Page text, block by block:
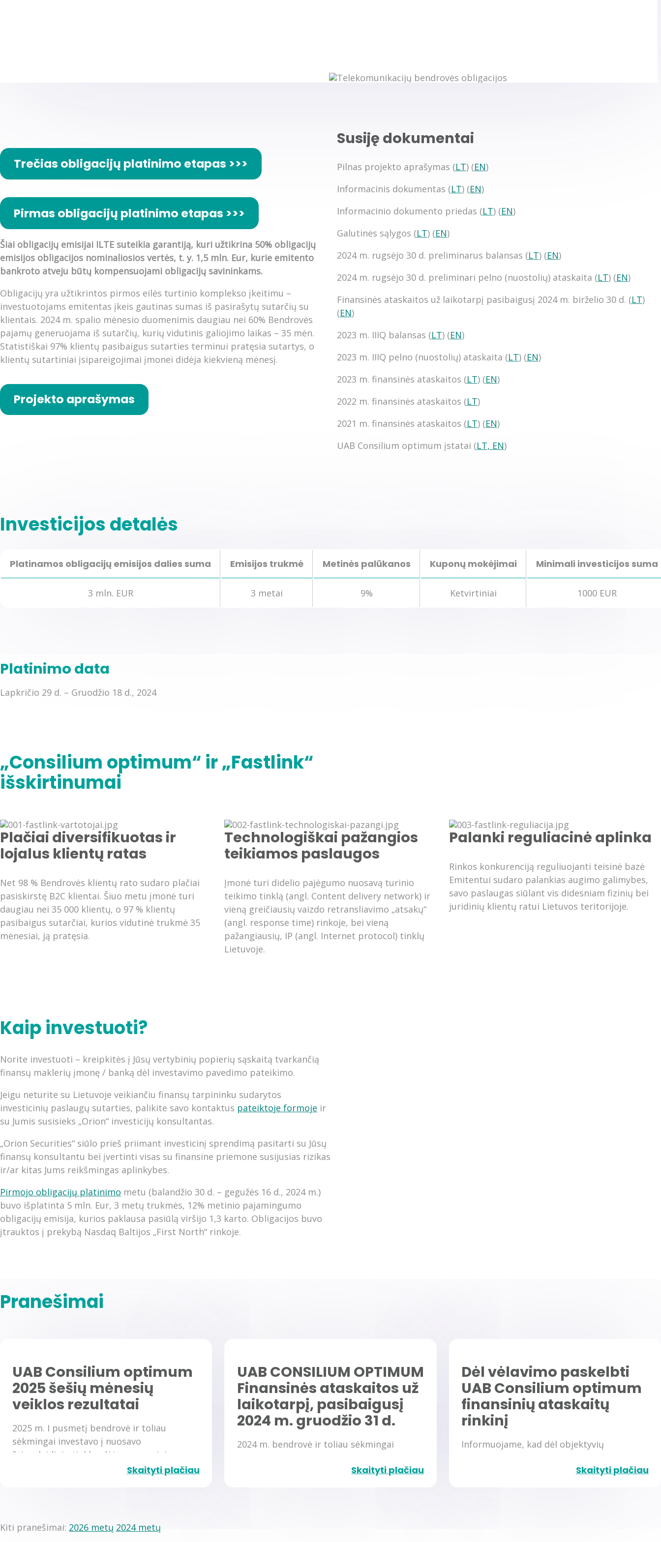
Trečias obligacijų platinimo etapas >>>
Pirmas obligacijų platinimo etapas >>>
Šiai obligacijų emisijai ILTE suteikia garantiją, kuri užtikrina 50% obligacijų
emisijos obligacijos nominaliosios vertės, t. y. 1,5 mln. Eur, kurie emitento
bankroto atveju būtų kompensuojami obligacijų savininkams.
Obligacijų yra užtikrintos pirmos eilės turtinio komplekso įkeitimu –
investuotojams emitentas įkeis gautinas sumas iš pasirašytų sutarčių su
klientais. 2024 m. spalio mėnesio duomenimis daugiau nei 60% Bendrovės
pajamų generuojama iš sutarčių, kurių vidutinis galiojimo laikas – 35 mėn.
Statistiškai 97% klientų pasibaigus sutarties terminui pratęsia sutartys, o
klientų sutartiniai įsipareigojimai įmonei didėja kiekvieną mėnesį.
Projekto aprašymas
Susiję dokumentai
Pilnas projekto aprašymas (LT) (EN)
Informacinis dokumentas (LT) (EN)
Informacinio dokumento priedas (LT) (EN)
Galutinės sąlygos (LT) (EN)
2024 m. rugsėjo 30 d. preliminarus balansas (LT) (EN)
2024 m. rugsėjo 30 d. preliminari pelno (nuostolių) ataskaita (LT) (EN)
Finansinės ataskaitos už laikotarpį pasibaigusį 2024 m. birželio 30 d. (LT)
(EN)
2023 m. IIIQ balansas (LT) (EN)
2023 m. IIIQ pelno (nuostolių) ataskaita (LT) (EN)
2023 m. finansinės ataskaitos (LT) (EN)
2022 m. finansinės ataskaitos (LT)
2021 m. finansinės ataskaitos (LT) (EN)
UAB Consilium optimum įstatai (LT, EN)
Investicijos detalės
Platinamos obligacijų emisijos dalies suma Emisijos trukmė Metinės palūkanos Kuponų mokėjimai Minimali investicijos suma
3 mln. EUR 3 metai 9% Ketvirtiniai 1000 EUR
Platinimo data
Lapkričio 29 d. – Gruodžio 18 d., 2024
„Consilium optimum“ ir „Fastlink“
išskirtinumai
Plačiai diversifikuotas ir
lojalus klientų ratas
Net 98 % Bendrovės klientų rato sudaro plačiai
pasiskirstę B2C klientai. Šiuo metu įmonė turi
daugiau nei 35 000 klientų, o 97 % klientų
pasibaigus sutarčiai, kurios vidutinė trukmė 35
mėnesiai, ją pratęsia.
Technologiškai pažangios
teikiamos paslaugos
Įmonė turi didelio pajėgumo nuosavą turinio
teikimo tinklą (angl. Content delivery network) ir
vieną greičiausių vaizdo retransliavimo „atsakų“
(angl. response time) rinkoje, bei vieną
pažangiausių, IP (angl. Internet protocol) tinklų
Lietuvoje.
Palanki reguliacinė aplinka
Rinkos konkurenciją reguliuojanti teisinė bazė
Emitentui sudaro palankias augimo galimybes,
savo paslaugas siūlant vis didesniam fizinių bei
juridinių klientų ratui Lietuvos teritorijoje.
Kaip investuoti?
Norite investuoti – kreipkitės į Jūsų vertybinių popierių sąskaitą tvarkančią
finansų maklerių įmonę / banką dėl investavimo pavedimo pateikimo.
Jeigu neturite su Lietuvoje veikiančiu finansų tarpininku sudarytos
investicinių paslaugų sutarties, palikite savo kontaktus pateiktoje formoje ir
su Jumis susisieks „Orion“ investicijų konsultantas.
„Orion Securities“ siūlo prieš priimant investicinį sprendimą pasitarti su Jūsų
finansų konsultantu bei įvertinti visas su finansine priemone susijusias rizikas
ir/ar kitas Jums reikšmingas aplinkybes.
Pirmojo obligacijų platinimo metu (balandžio 30 d. – gegužės 16 d., 2024 m.)
buvo išplatinta 5 mln. Eur, 3 metų trukmės, 12% metinio pajamingumo
obligacijų emisija, kurios paklausa pasiūlą viršijo 1,3 karto. Obligacijos buvo
įtrauktos į prekybą Nasdaq Baltijos „First North“ rinkoje.
Pranešimai
UAB Consilium optimum
2025 šešių mėnesių
veiklos rezultatai
2025 m. I pusmetį bendrovė ir toliau
sėkmingai investavo į nuosavo
šviesolaidinio tinklo plėtrą, serverinių
pajėgumų didinimą, klientų aptarnavimo
Skaityti plačiau
UAB CONSILIUM OPTIMUM
Finansinės ataskaitos už
laikotarpį, pasibaigusį
2024 m. gruodžio 31 d.
2024 m. bendrovė ir toliau sėkmingai
plėtrą, serverinių pajėgumų didinimą,
Skaityti plačiau
Dėl vėlavimo paskelbti
UAB Consilium optimum
finansinių ataskaitų
rinkinį
Informuojame, kad dėl objektyvių
laiku paskelbti audituoto 2024 metų
Skaityti plačiau
Kiti pranešimai: 2026 metų 2024 metų